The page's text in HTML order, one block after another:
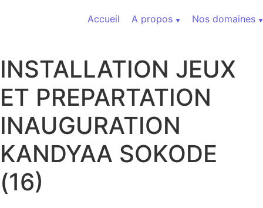
Accueil
A propos Nos domaines
INSTALLATION JEUX
ET PREPARTATION
INAUGURATION
KANDYAA SOKODE
(16)